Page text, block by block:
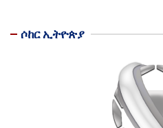
ሶከር ኢትዮጵያ